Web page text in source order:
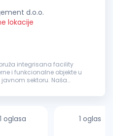
d.o.o.
lokacije
integrisana facility
i funkcionalne objekte u
sektoru. Naša
oglasa 1 oglas